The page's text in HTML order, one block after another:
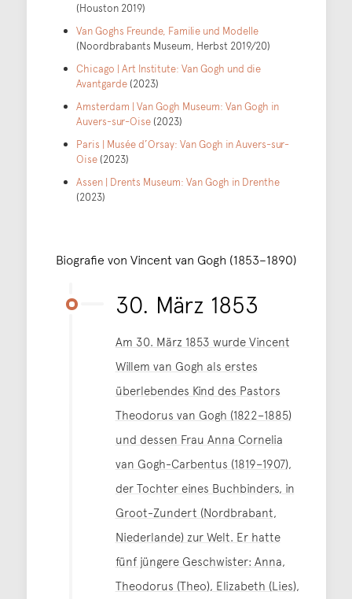
(Houston 2019)
Van Goghs Freunde, Familie und Modelle
(Noordbrabants Museum, Herbst 2019/20)
Chicago | Art Institute: Van Gogh und die
Avantgarde(2023)
Amsterdam | Van Gogh Museum: Van Gogh in
Auvers-sur-Oise(2023)
Paris | Musée d’Orsay: Van Gogh in Auvers-sur-
Oise(2023)
Assen | Drents Museum: Van Gogh in Drenthe
(2023)
Biografie von Vincent van Gogh (1853–1890)
30. März 1853
Am 30. März 1853 wurde Vincent
Willem van Gogh als erstes
überlebendes Kind des Pastors
Theodorus van Gogh (1822–1885)
und dessen Frau Anna Cornelia
van Gogh-Carbentus (1819–1907),
der Tochter eines Buchbinders, in
Groot-Zundert (Nordbrabant,
Niederlande) zur Welt. Er hatte
fünf jüngere Geschwister: Anna,
Theodorus (Theo), Elizabeth (Lies),